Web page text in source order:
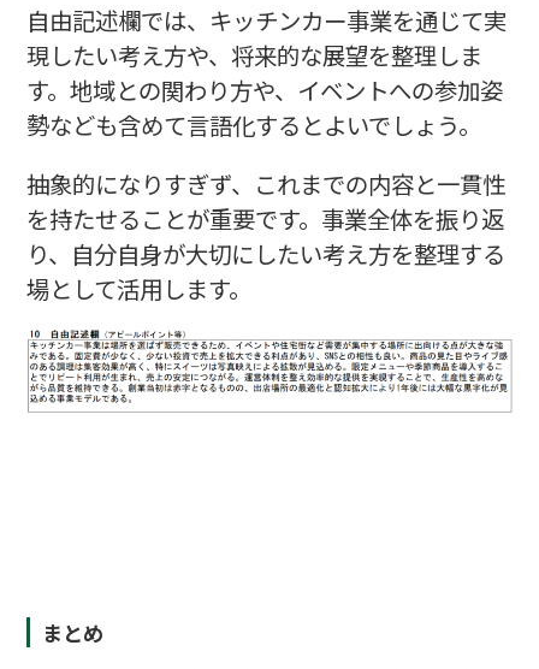
自由記述欄では、キッチンカー事業を通じて実
現したい考え方や、将来的な展望を整理しま
す。地域との関わり方や、イベントへの参加姿
勢なども含めて言語化するとよいでしょう。
抽象的になりすぎず、これまでの内容と一貫性
を持たせることが重要です。事業全体を振り返
り、自分自身が大切にしたい考え方を整理する
場として活用します。
まとめ